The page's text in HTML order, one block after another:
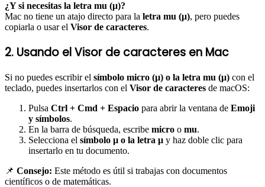
¿Y si necesitas la letra mu (μ)?
Mac no tiene un atajo directo para la letra mu (μ), pero puedes
copiarla o usar el Visor de caracteres.
2. Usando el Visor de caracteres en Mac
Si no puedes escribir el símbolo micro (µ) o la letra mu (μ) con el
teclado, puedes insertarlos con el Visor de caracteres de macOS:
Pulsa Ctrl + Cmd + Espacio para abrir la ventana de Emoji
y símbolos.
En la barra de búsqueda, escribe micro o mu.
Selecciona el símbolo µ o la letra μ y haz doble clic para
insertarlo en tu documento.
📌 Consejo: Este método es útil si trabajas con documentos
científicos o de matemáticas.